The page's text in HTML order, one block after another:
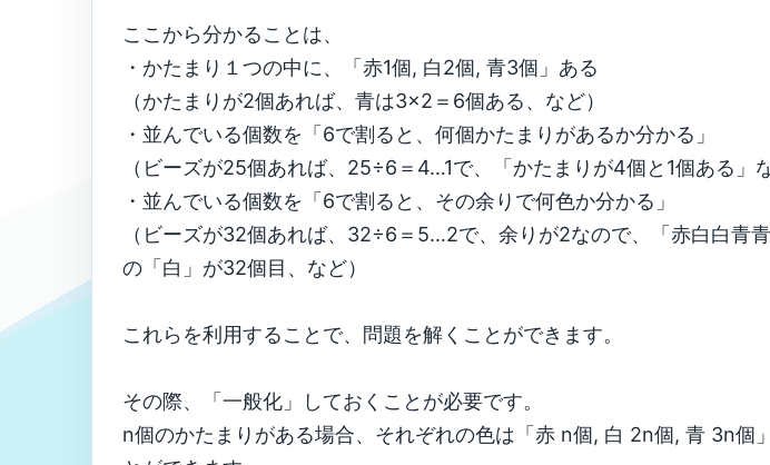
ここから分かることは、
・かたまり１つの中に、「赤1個, 白2個, 青3個」ある
（かたまりが2個あれば、青は3×2＝6個ある、など）
・並んでいる個数を「6で割ると、何個かたまりがあるか分かる」
（ビーズが25個あれば、25÷6＝4…1で、「かたまりが4個と1個ある」な
・並んでいる個数を「6で割ると、その余りで何色か分かる」
（ビーズが32個あれば、32÷6＝5…2で、余りが2なので、「赤白白青
の「白」が32個目、など）
これらを利用することで、問題を解くことができます。
その際、「一般化」しておくことが必要です。
n個のかたまりがある場合、それぞれの色は「赤 n個, 白 2n個, 青 3n個